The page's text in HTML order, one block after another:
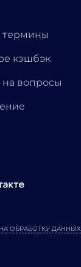
термины
кэшбэк
вопросы
ОБРАБОТКУ ДАННЫХ